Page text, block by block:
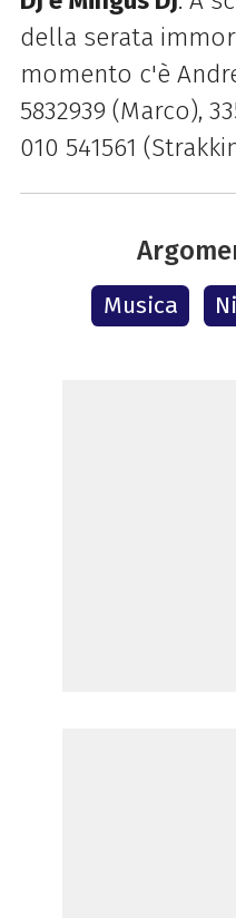
della serata
momento c'è
5832939 (Marco),
010 541561
Musica